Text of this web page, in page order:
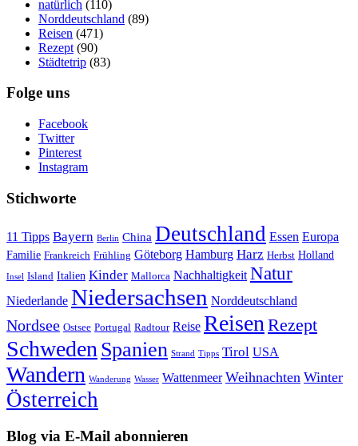
natürlich (110)
Norddeutschland (89)
Reisen (471)
Rezept (90)
Städtetrip (83)
Folge uns
Facebook
Twitter
Pinterest
Instagram
Stichworte
11 Tipps Bayern Berlin China Deutschland Essen Europa
Familie Frankreich Frühling Göteborg Hamburg Harz Herbst Holland
Insel Island Italien Kinder Mallorca Nachhaltigkeit Natur
Niederlande Niedersachsen Norddeutschland
Nordsee Ostsee Portugal Radtour Reise ReisenRezept
SchwedenSpanien Strand Tipps Tirol USA
Wandern Wanderung Wasser Wattenmeer Weihnachten Winter
Österreich
Blog via E-Mail abonnieren